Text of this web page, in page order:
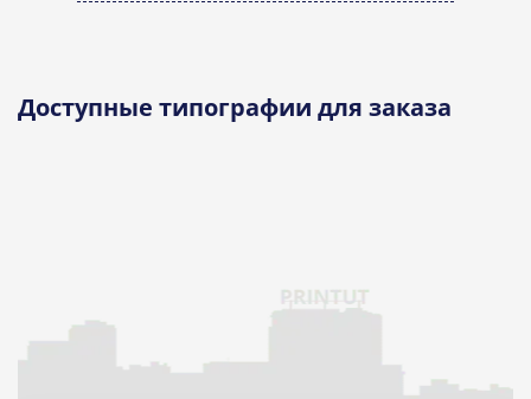
Доступные типографии для заказа